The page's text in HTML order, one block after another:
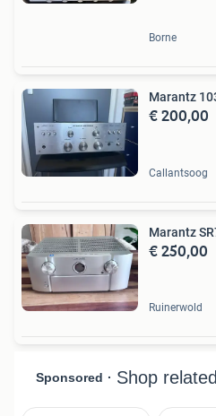
Borne
Marantz
€ 200,00
Callantsoog
Marantz
€ 250,00
Ruinerwold